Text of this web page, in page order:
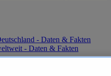
- Daten & Fakten
- Daten & Fakten